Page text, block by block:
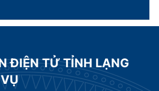
ĐIỆN TỬ TỈNH LẠNG